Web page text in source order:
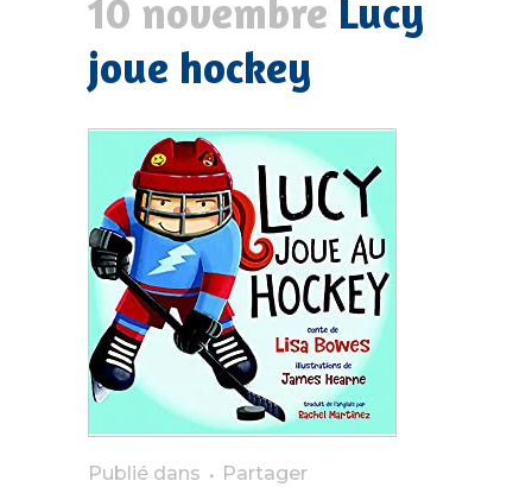
10 novembre Lucy
joue hockey
Publié dans Partager